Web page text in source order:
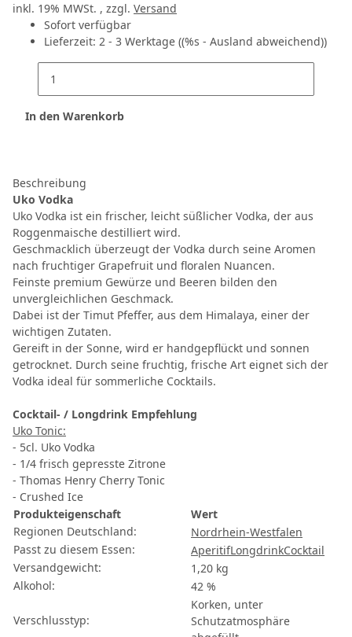
inkl. 19% MWSt. , zzgl. Versand
Sofort verfügbar
Lieferzeit: 2 - 3 Werktage ((%s - Ausland abweichend))
In den Warenkorb
Beschreibung
Uko Vodka
Uko Vodka ist ein frischer, leicht süßlicher Vodka, der aus
Roggenmaische destilliert wird.
Geschmacklich überzeugt der Vodka durch seine Aromen
nach fruchtiger Grapefruit und floralen Nuancen.
Feinste premium Gewürze und Beeren bilden den
unvergleichlichen Geschmack.
Dabei ist der Timut Pfeffer, aus dem Himalaya, einer der
wichtigen Zutaten.
Gereift in der Sonne, wird er handgepflückt und sonnen
getrocknet. Durch seine fruchtig, frische Art eignet sich der
Vodka ideal für sommerliche Cocktails.
Cocktail- / Longdrink Empfehlung
Uko Tonic:
- 5cl. Uko Vodka
- 1/4 frisch gepresste Zitrone
- Thomas Henry Cherry Tonic
- Crushed Ice
Produkteigenschaft
Wert
Regionen Deutschland:
Nordrhein-Westfalen
Passt zu diesem Essen:
AperitifLongdrinkCocktail
Versandgewicht:
1,20 kg
Alkohol:
42 %
Verschlusstyp:
Korken, unter
Schutzatmosphäre